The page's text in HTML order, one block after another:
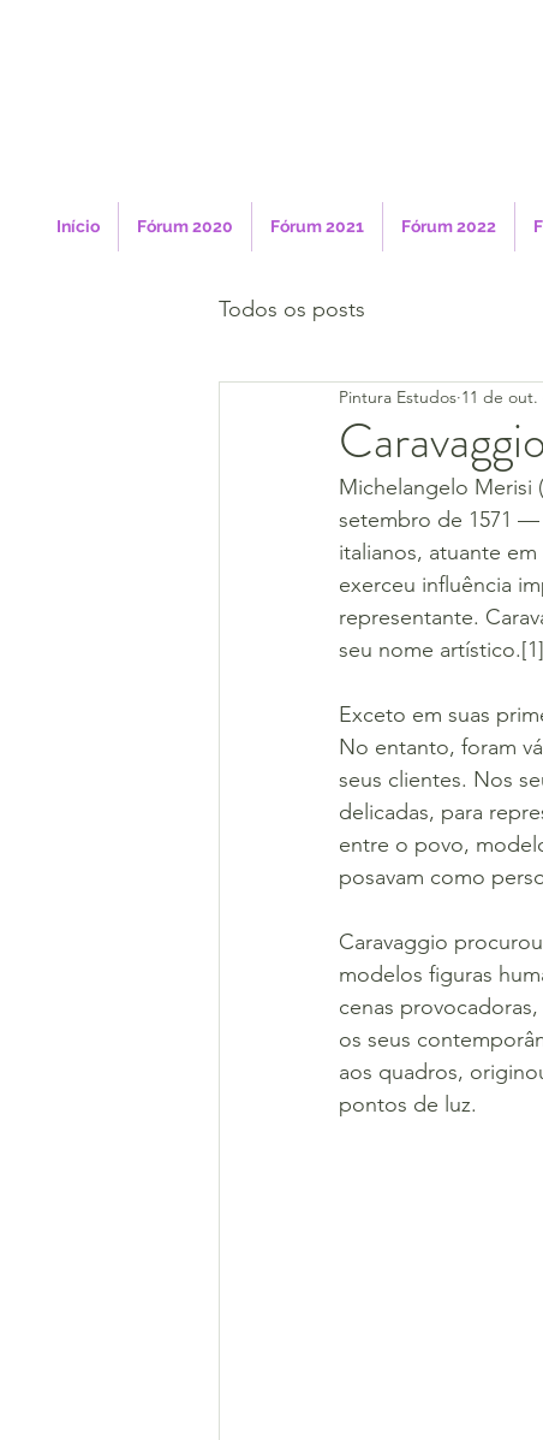
Início Fórum 2020 Fórum 2021 Fórum 2022
Todos os posts
Caravaggio
Pintura Estudos 11 de out.
Michelangelo Merisi
setembro de 1571 —
italianos, atuante
exerceu influência
representante.
seu nome artístico.[1]
Exceto em suas
No entanto, foram
seus clientes. Nos
delicadas, para
entre o povo,
posavam como
Caravaggio
modelos figuras
cenas
os seus
aos quadros,
pontos﻿ de luz.